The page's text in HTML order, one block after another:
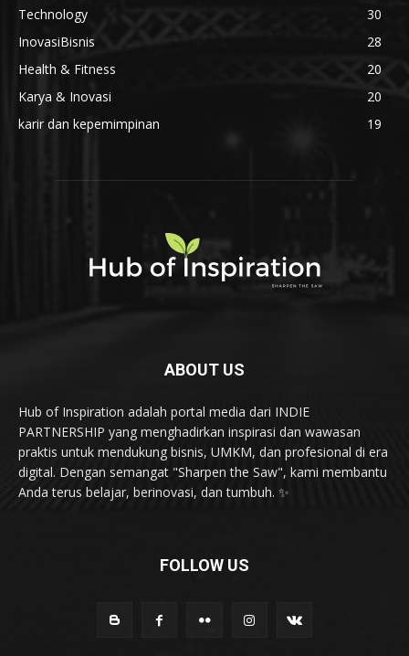
Technology
30
InovasiBisnis
28
Health & Fitness
20
Karya & Inovasi
20
karir dan kepemimpinan
19
ABOUT US
Hub of Inspiration adalah portal media dari INDIE
PARTNERSHIP yang menghadirkan inspirasi dan wawasan
praktis untuk mendukung bisnis, UMKM, dan profesional di era
digital. Dengan semangat "Sharpen the Saw", kami membantu
Anda terus belajar, berinovasi, dan tumbuh. ✨
FOLLOW US